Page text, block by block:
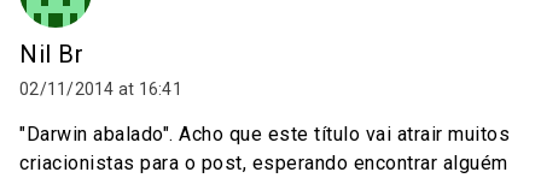
Nil Br
02/11/2014 at 16:41
"Darwin abalado". Acho que este título vai atrair muitos
criacionistas para o post, esperando encontrar alguém